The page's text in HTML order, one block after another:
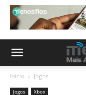
Início Jogos
Jogos Xbox